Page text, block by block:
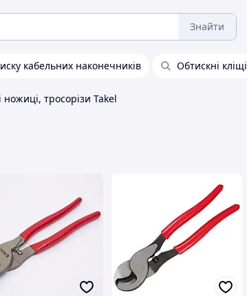
Знайти
кабельних наконечників Обтискні кліщі
ножиці, тросорізи Takel